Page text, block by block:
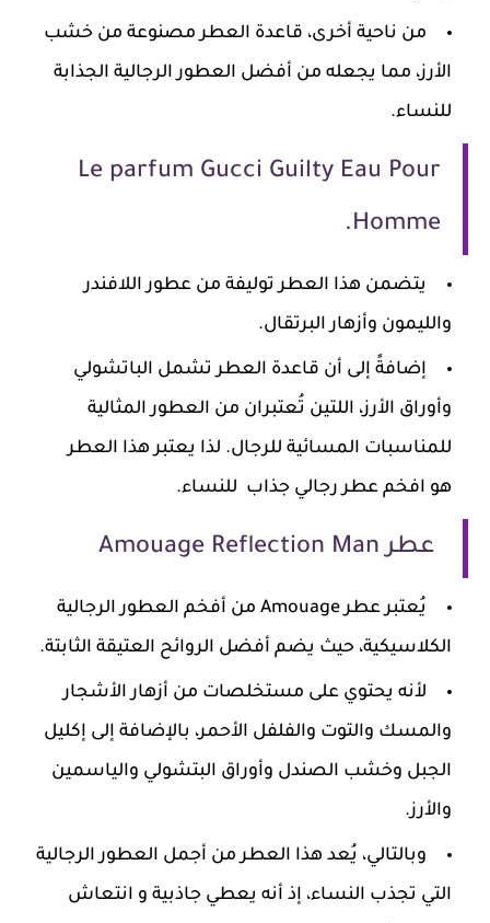
من ناحية أخرى، قاعدة العطر مصنوعة من خشب
الأرز، مما يجعله من أفضل العطور الرجالية الجذابة
للنساء.
Le parfum Gucci Guilty Eau Pour
Homme.
يتضمن هذا العطر توليفة من عطور اللافندر
والليمون وأزهار البرتقال.
إضافةً إلى أن قاعدة العطر تشمل الباتشولي
وأوراق الأرز، اللتين تُعتبران من العطور المثالية
للمناسبات المسائية للرجال. لذا يعتبر هذا العطر
هو افخم عطر رجالي جذاب للنساء.
عطر Amouage Reflection Man
يُعتبر عطر Amouage من أفخم العطور الرجالية
الكلاسيكية، حيث يضم أفضل الروائح العتيقة الثابتة.
لأنه يحتوي على مستخلصات من أزهار الأشجار
والمسك والتوت والفلفل الأحمر، بالإضافة إلى إكليل
الجبل وخشب الصندل وأوراق البتشولي والياسمين
والأرز.
وبالتالي، يُعد هذا العطر من أجمل العطور الرجالية
التي تجذب النساء، إذ أنه يعطي جاذبية و انتعاش